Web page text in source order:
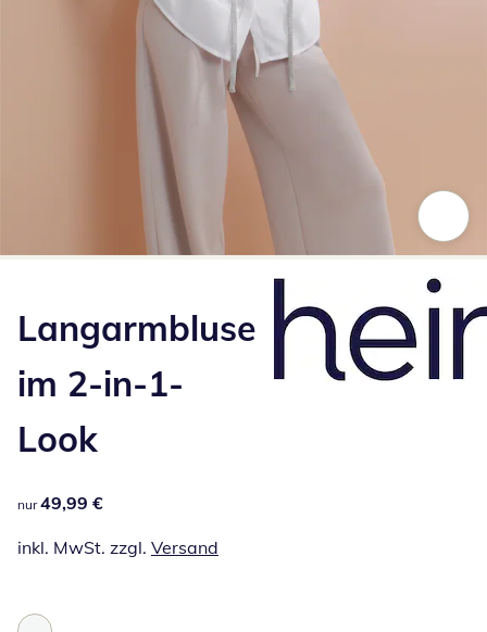
Langarmbluse
im 2-in-1-
Look
49,99 €
nur 49,99 €
inkl. MwSt. zzgl. Versand